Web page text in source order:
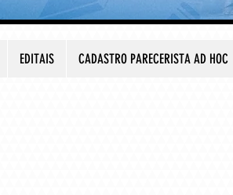
EDITAIS CADASTRO PARECERISTA AD HOC